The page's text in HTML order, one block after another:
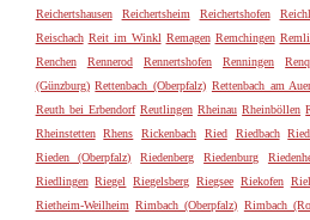
Reichertshausen
Reichertsheim Reichertshofen
Reischach Reit im Winkl Remagen Remchingen
Renchen
Rennerod Rennertshofen Renningen
(Günzburg) Rettenbach (Oberpfalz) Rettenbach am
Reuth bei Erbendorf Reutlingen Rheinau Rheinböllen
Rheinstetten
Rhens Rickenbach Ried Riedbach
Rieden (Oberpfalz)
Riedenberg Riedenburg
Riedlingen Riegel Riegelsberg Riegsee Riekofen
Rietheim-Weilheim Rimbach (Oberpfalz) Rimbach